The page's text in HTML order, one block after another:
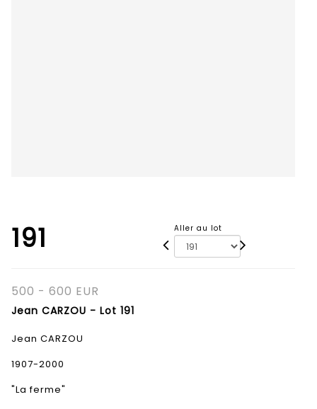
191 Aller au lot
500 - 600 EUR
Jean CARZOU - Lot 191
Jean CARZOU
1907-2000
"La ferme"